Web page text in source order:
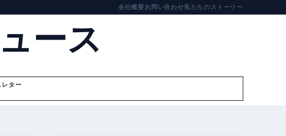
会社概要お問い合わせ私たちのストーリー
ース
レター